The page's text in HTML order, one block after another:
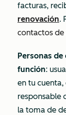
facturas,
renovación.
contactos
Personas
función:
en tu cuenta,
responsable
la toma de